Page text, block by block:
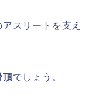
スリートを支え
頂でしょう。